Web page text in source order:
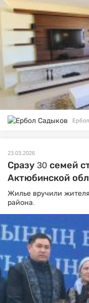
23.03.2026
Сразу 30 семей
Актюбинской
Жилье вручили
района.